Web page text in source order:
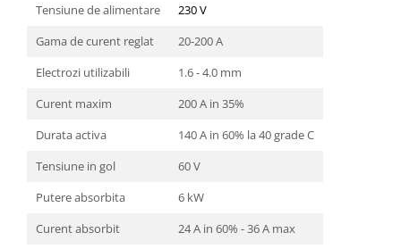
Sere
Sobe pe gaz & electrice
Suflante & Aspiratoare
Aspiratoare
Unelte Gradinarit
Ventilatoare & Sisteme Racire
Aparate de aer conditionat
Ventilatoare
Tensiune de alimentare
230 V
Gama de curent reglat
20-200 A
Electrozi utilizabili
1.6 - 4.0 mm
Curent maxim
200 A in 35%
Durata activa
140 A in 60% la 40 grade C
Tensiune in gol
60 V
Putere absorbita
6 kW
Curent absorbit
24 A in 60% - 36 A max